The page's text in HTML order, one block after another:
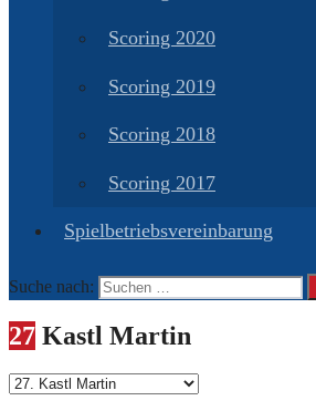
Scoring 2020
Scoring 2019
Scoring 2018
Scoring 2017
Spielbetriebsvereinbarung
Suche nach:
27 Kastl Martin